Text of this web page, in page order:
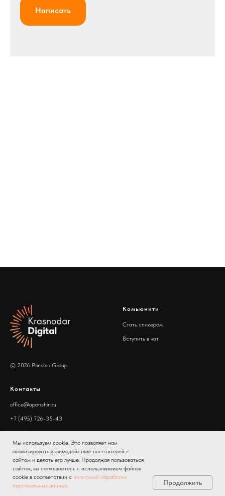
Написать
© 2026 Panshin Group
Комьюнити
Стать спикером
Вступить в чат
Контакты
office@apanshin.ru
+7 (495) 726-35-43
apanshin.ru
Мы используем cookie. Это позволяет нам
анализировать взаимодействие посетителей с
сайтом и делать его лучше. Продолжая пользоваться
сайтом, вы соглашаетесь с использованием файлов
cookie в соответствии с политикой обработки
персональных данных. Продолжить